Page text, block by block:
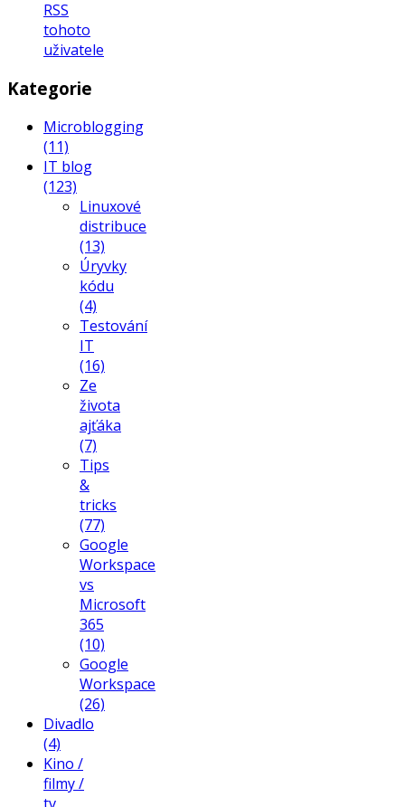
RSS
tohoto
uživatele
Kategorie
Microblogging
(11)
IT blog
(123)
Linuxové
distribuce
(13)
Úryvky
kódu
(4)
Testování
IT
(16)
Ze
života
ajťáka
(7)
Tips
&
tricks
(77)
Google
Workspace
vs
Microsoft
365
(10)
Google
Workspace
(26)
Divadlo
(4)
Kino /
filmy /
tv